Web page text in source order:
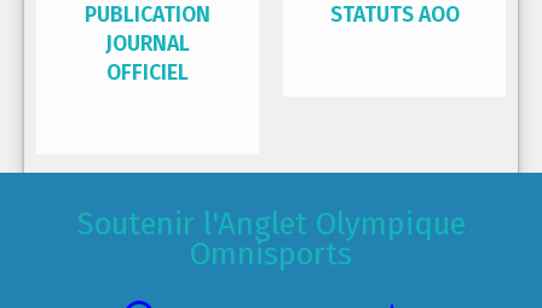
PUBLICATION
JOURNAL
OFFICIEL
STATUTS AOO
Soutenir l'Anglet Olympique
Omnisports